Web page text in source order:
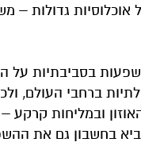
גדולות –
ברחבי
ובמליחות
בחשבון גם את